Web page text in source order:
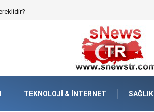
TEKNOLOJI & İNTERNET SAĞLIK